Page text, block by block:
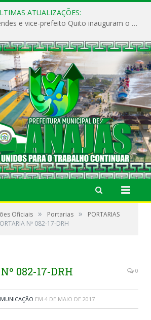
ATUALIZAÇÕES:
Prefeito Vivaldo Mendes e vice-prefeito Quito inauguram o CAPS e fortalecem a saúde pública em Anajás.
Oficiais » Portarias »
PORTARIAS
Nº 082-17-DRH
082-17-DRH 0
EM 4 DE MAIO DE 2017